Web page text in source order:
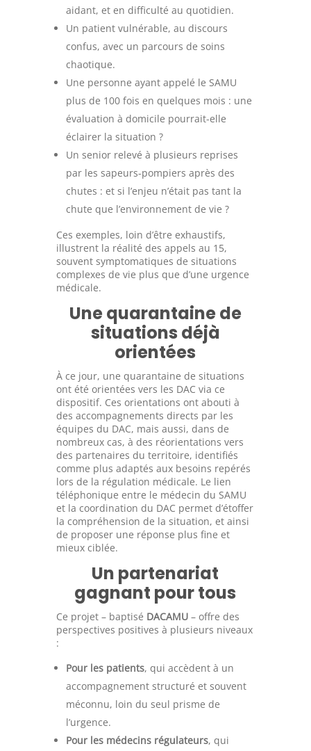
aidant, et en difficulté au quotidien.
Un patient vulnérable, au discours
confus, avec un parcours de soins
chaotique.
Une personne ayant appelé le SAMU
plus de 100 fois en quelques mois : une
évaluation à domicile pourrait-elle
éclairer la situation ?
Un senior relevé à plusieurs reprises
par les sapeurs-pompiers après des
chutes : et si l’enjeu n’était pas tant la
chute que l’environnement de vie ?
Ces exemples, loin d’être exhaustifs,
illustrent la réalité des appels au 15,
souvent symptomatiques de situations
complexes de vie plus que d’une urgence
médicale.
Une quarantaine de
situations déjà
orientées
À ce jour, une quarantaine de situations
ont été orientées vers les DAC via ce
dispositif. Ces orientations ont abouti à
des accompagnements directs par les
équipes du DAC, mais aussi, dans de
nombreux cas, à des réorientations vers
des partenaires du territoire, identifiés
comme plus adaptés aux besoins repérés
lors de la régulation médicale. Le lien
téléphonique entre le médecin du SAMU
et la coordination du DAC permet d’étoffer
la compréhension de la situation, et ainsi
de proposer une réponse plus fine et
mieux ciblée.
Un partenariat
gagnant pour tous
Ce projet – baptisé DACAMU– offre des
perspectives positives à plusieurs niveaux
:
Pour les patients, qui accèdent à un
accompagnement structuré et souvent
méconnu, loin du seul prisme de
l’urgence.
Pour les médecins régulateurs, qui